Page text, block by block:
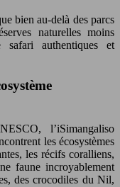
bien au-delà des parcs
naturelles moins
safari authentiques et
l’iSimangaliso
les écosystèmes
les récifs coralliens,
faune incroyablement
des crocodiles du Nil,